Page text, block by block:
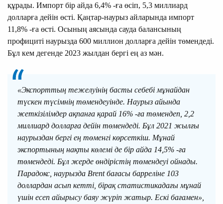
құрады. Импорт бір айда 6,4% -ға өсіп, 5,3 миллиард
долларға дейін өсті. Қаңтар-наурыз айларында импорт
11,8% -ға өсті. Осының аясында сауда балансының
профициті наурызда 600 миллион долларға дейін төмендеді.
Бұл кем дегенде 2023 жылдан бергі ең аз мән.
«Экспорттың тежелуінің басты себебі мұнайдан
түскен түсімнің төмендеуінде. Наурыз айында
жеткізілімдер ақпанға қарай 16% -ға төмендеп, 2,2
миллиард долларға дейін төмендеді. Бұл 2021 жылғы
наурыздан бергі ең төменгі көрсеткіш. Мұнай
экспортының нақты көлемі де бір айда 14,5% -ға
төмендеді. Бұл жерде өндірістің төмендеуі ойнады.
Парадокс, наурызда Brent бағасы барреліне 103
доллардан асып кетті, бірақ статистикадағы мұнай
үшін есеп айырысу баяу жүріп жатыр. Ескі бағамен»,